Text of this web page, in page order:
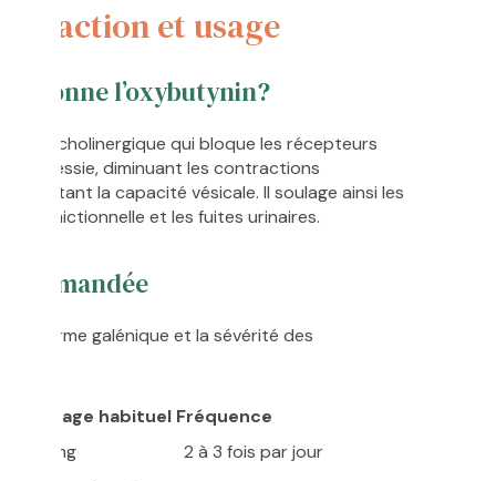
d’action et usage
l’oxybutynin?
anticholinergique qui bloque les récepteurs
la vessie, diminuant les contractions
la capacité vésicale. Il soulage ainsi les
mictionnelle et les fuites urinaires.
la forme galénique et la sévérité des
Dosage habituel Fréquence
5 mg
2 à 3 fois par jour